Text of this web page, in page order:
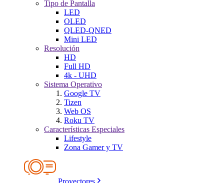
Tipo de Pantalla
LED
OLED
QLED-QNED
Mini LED
Resolución
HD
Full HD
4k - UHD
Sistema Operativo
Google TV
Tizen
Web OS
Roku TV
Características Especiales
Lifestyle
Zona Gamer y TV
Proyectores